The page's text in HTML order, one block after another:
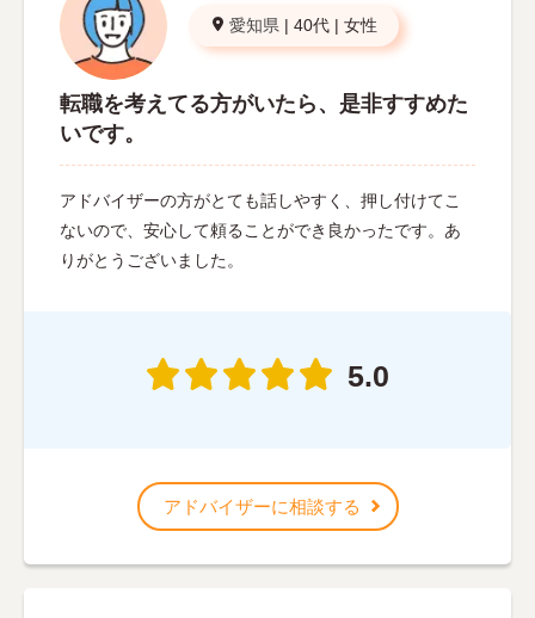
愛知県 | 40代 | 女性
転職を考えてる方がいたら、是非すすめた
いです。
アドバイザーの方がとても話しやすく、押し付けてこ
ないので、安心して頼ることができ良かったです。あ
りがとうございました。
5.0
アドバイザーに相談する